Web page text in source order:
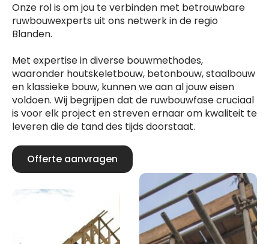
Onze rol is om jou te verbinden met betrouwbare
ruwbouwexperts uit ons netwerk in de regio
Blanden.
Met expertise in diverse bouwmethodes,
waaronder houtskeletbouw, betonbouw, staalbouw
en klassieke bouw, kunnen we aan al jouw eisen
voldoen. Wij begrijpen dat de ruwbouwfase cruciaal
is voor elk project en streven ernaar om kwaliteit te
leveren die de tand des tijds doorstaat.
Offerte aanvragen